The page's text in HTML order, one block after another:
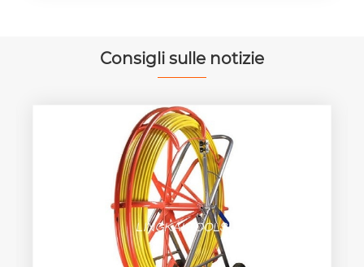
Consigli sulle notizie